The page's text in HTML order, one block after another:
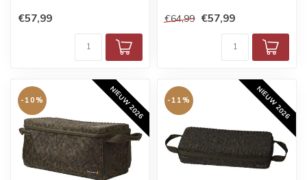
€57,99 €64,99 €57,99
NIEUW 2026
-10% NIEUW 2026
-11%